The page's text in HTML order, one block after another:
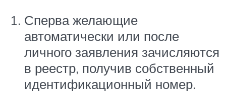
Сперва желающие
автоматически или после
личного заявления зачисляются
в реестр, получив собственный
идентификационный номер.